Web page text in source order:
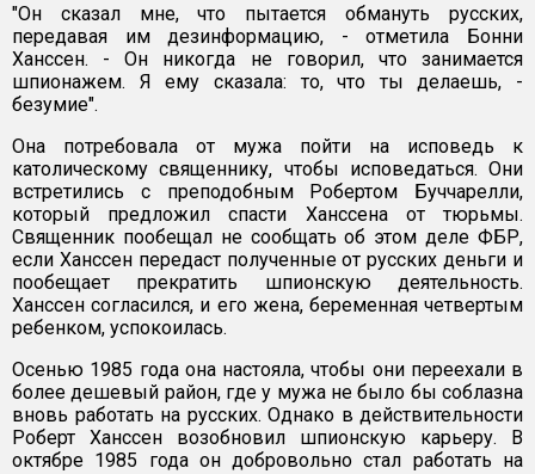
"Он сказал мне, что пытается обмануть русских,
передавая им дезинформацию, - отметила Бонни
Ханссен. - Он никогда не говорил, что занимается
шпионажем. Я ему сказала: то, что ты делаешь, -
безумие".
Она потребовала от мужа пойти на исповедь к
католическому священнику, чтобы исповедаться. Они
встретились с преподобным Робертом Буччарелли,
который предложил спасти Ханссена от тюрьмы.
Священник пообещал не сообщать об этом деле ФБР,
если Ханссен передаст полученные от русских деньги и
пообещает прекратить шпионскую деятельность.
Ханссен согласился, и его жена, беременная четвертым
ребенком, успокоилась.
Осенью 1985 года она настояла, чтобы они переехали в
более дешевый район, где у мужа не было бы соблазна
вновь работать на русских. Однако в действительности
Роберт Ханссен возобновил шпионскую карьеру. В
октябре 1985 года он добровольно стал работать на